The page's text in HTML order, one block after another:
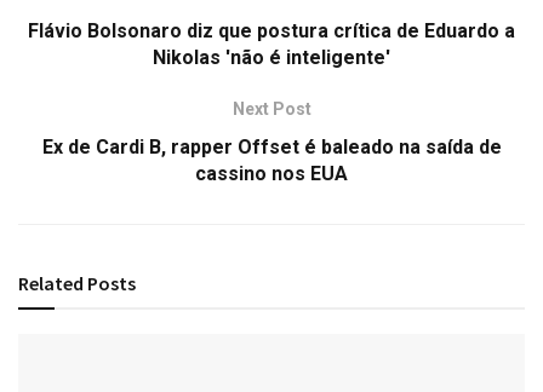
Flávio Bolsonaro diz que postura crítica de Eduardo a
Nikolas 'não é inteligente'
Next Post
Ex de Cardi B, rapper Offset é baleado na saída de
cassino nos EUA
Related Posts